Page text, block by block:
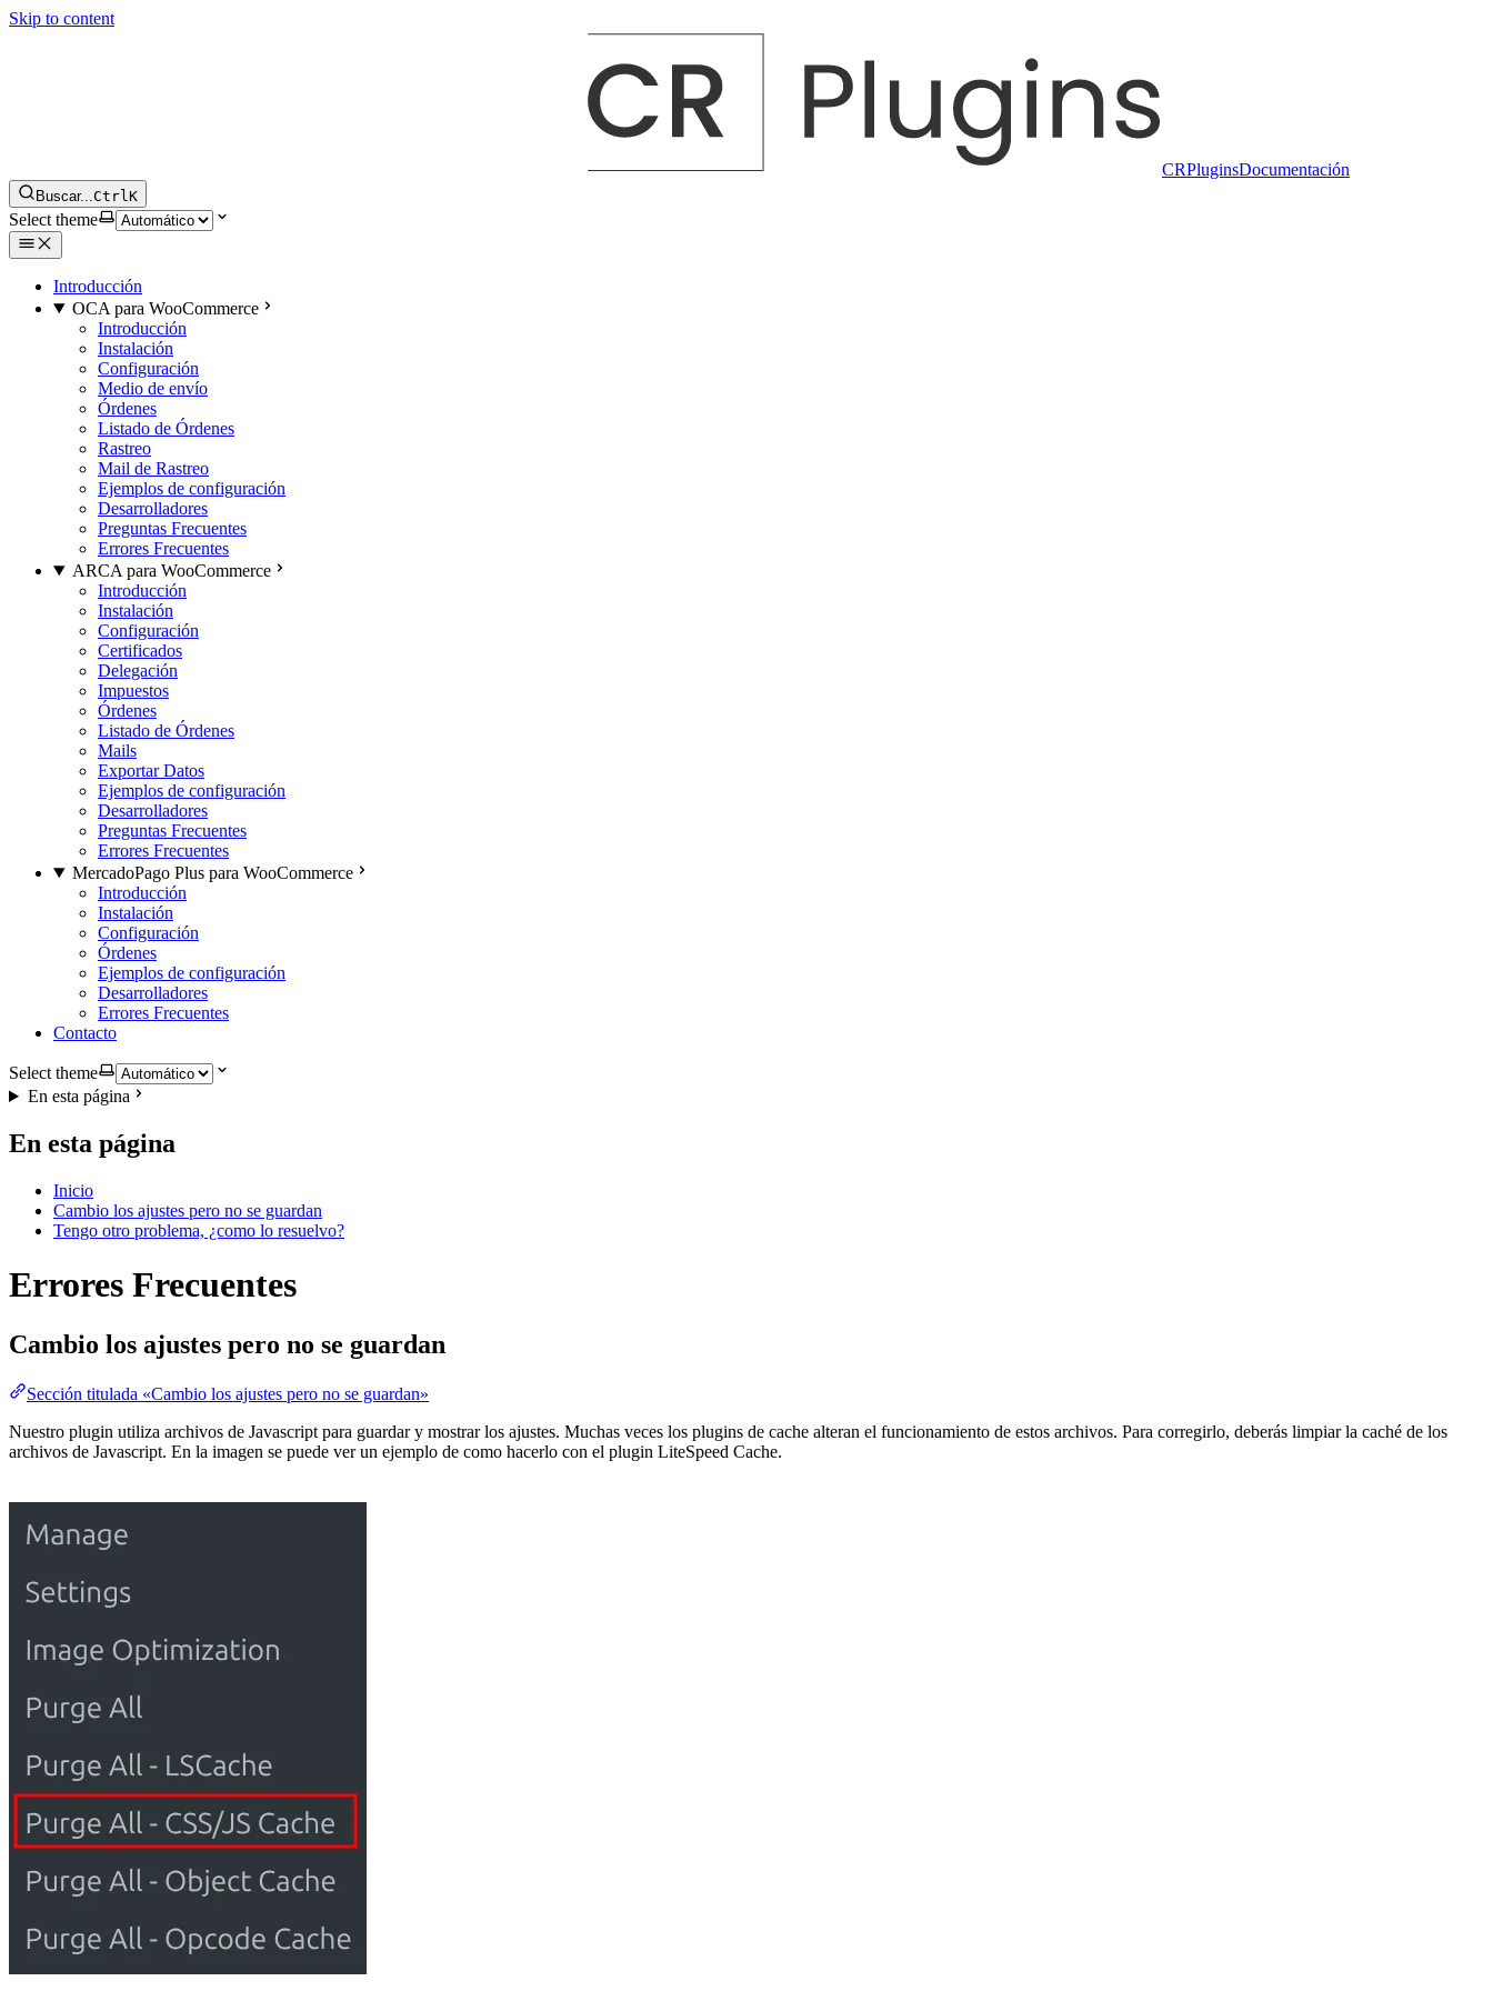
Skip to content
CRPluginsDocumentación
Buscar...CtrlK
Select theme
Introducción
OCA para WooCommerce
Introducción
Instalación
Configuración
Medio de envío
Órdenes
Listado de Órdenes
Rastreo
Mail de Rastreo
Ejemplos de configuración
Desarrolladores
Preguntas Frecuentes
Errores Frecuentes
ARCA para WooCommerce
Introducción
Instalación
Configuración
Certificados
Delegación
Impuestos
Órdenes
Listado de Órdenes
Mails
Exportar Datos
Ejemplos de configuración
Desarrolladores
Preguntas Frecuentes
Errores Frecuentes
MercadoPago Plus para WooCommerce
Introducción
Instalación
Configuración
Órdenes
Ejemplos de configuración
Desarrolladores
Errores Frecuentes
Contacto
Select theme
En esta página
En esta página
Inicio
Cambio los ajustes pero no se guardan
Tengo otro problema, ¿como lo resuelvo?
Errores Frecuentes
Cambio los ajustes pero no se guardan
Sección titulada «Cambio los ajustes pero no se guardan»
Nuestro plugin utiliza archivos de Javascript para guardar y mostrar los ajustes. Muchas veces los plugins de cache alteran el funcionamiento de estos archivos. Para corregirlo, deberás limpiar la caché de los
archivos de Javascript. En la imagen se puede ver un ejemplo de como hacerlo con el plugin LiteSpeed Cache.